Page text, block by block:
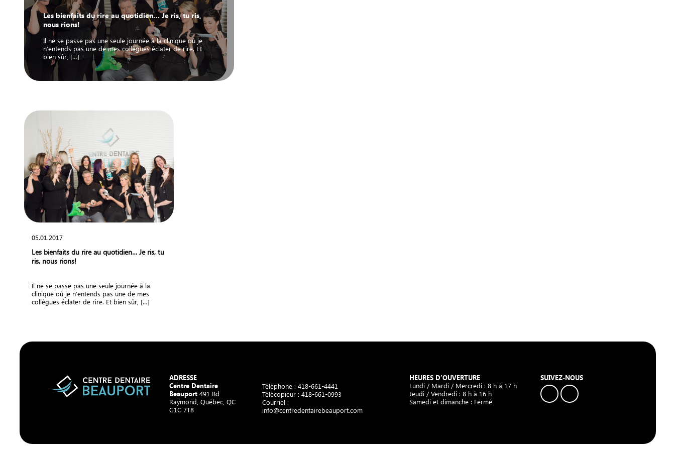
Les bienfaits du rire au quotidien… Je ris, tu ris,
nous rions!
Il ne se passe pas une seule journée à la clinique où je
n’entends pas une de mes collègues éclater de rire. Et
bien sûr, […]
05.01.2017
Les bienfaits du rire au quotidien… Je ris, tu
ris, nous rions!
Il ne se passe pas une seule journée à la
clinique où je n’entends pas une de mes
collègues éclater de rire. Et bien sûr, […]
ADRESSE
Centre Dentaire
Beauport 491 Bd
Raymond, Québec, QC
G1C 7T8
Téléphone : 418-661-4441
Télécopieur : 418-661-0993
Courriel :
info@centredentairebeauport.com
HEURES D’OUVERTURE
Lundi / Mardi / Mercredi : 8 h à 17 h
Jeudi / Vendredi : 8 h à 16 h
Samedi et dimanche : Fermé
SUIVEZ-NOUS